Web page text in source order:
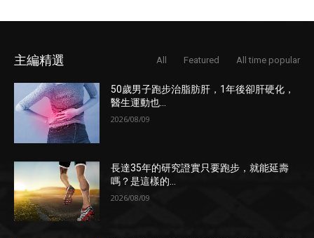
主編精選 All Featured All time popular
50歲男子跑步治脂肪肝，1年後卻肝硬化，
醫生運動也...
2026/08/09
長達35年的研究證實只要跑步，就能延壽
嗎？是這樣的...
2026/08/09